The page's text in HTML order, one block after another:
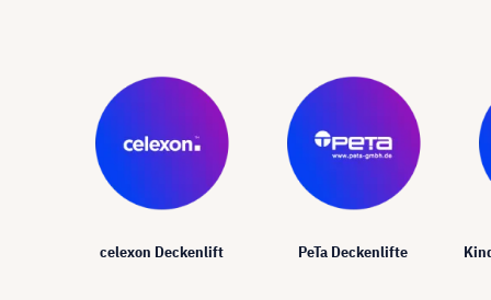
celexon Deckenlift PeTa Deckenlifte